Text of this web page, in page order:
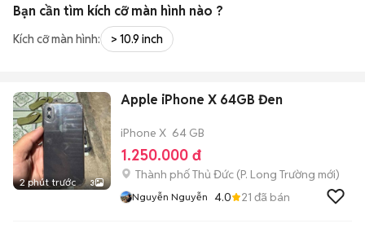
Bạn cần tìm kích cỡ màn hình nào ?
Kích cỡ màn hình: > 10.9 inch
2 phút trước 3
Apple iPhone X 64GB Đen
iPhone X 64 GB
1.250.000 đ
Thành phố Thủ Đức (P. Long Trường mới)
Nguyễn Nguyễn 4.0 21 đã bán